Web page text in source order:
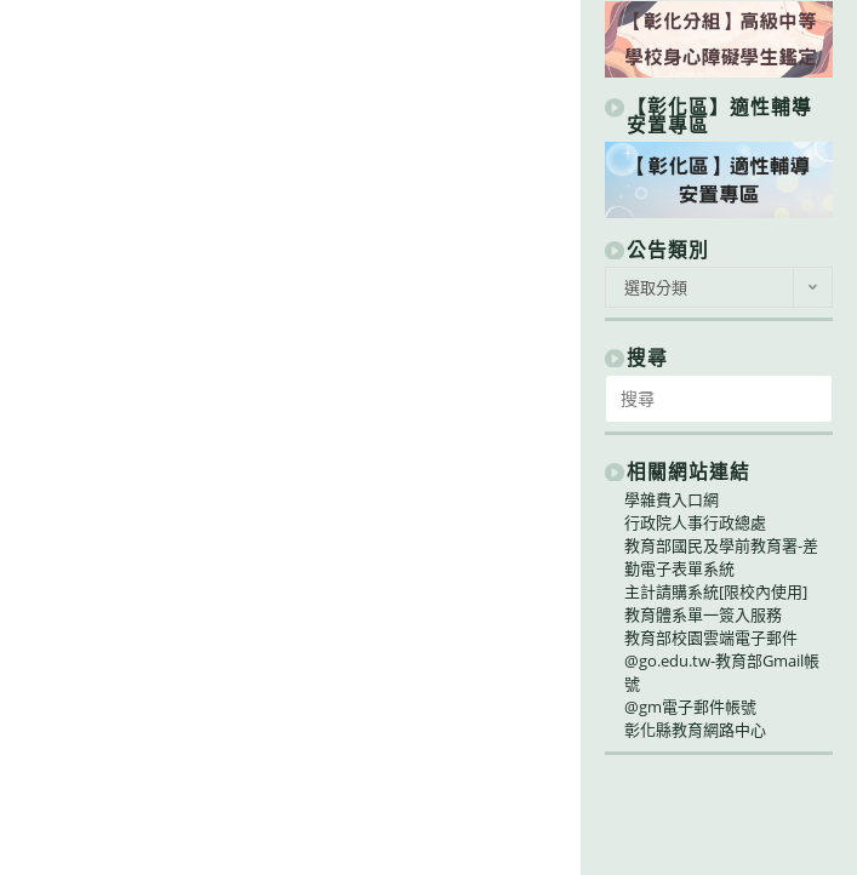
【彰化區】適性輔導
安置專區
公告類別
類
別
選取分類
搜尋
for:
相關網站連結
學雜費入口網
行政院人事行政總處
教育部國民及學前教育署-差
勤電子表單系統
主計請購系統[限校內使用]
教育體系單一簽入服務
教育部校園雲端電子郵件
@go.edu.tw-教育部Gmail帳
號
@gm電子郵件帳號
彰化縣教育網路中心